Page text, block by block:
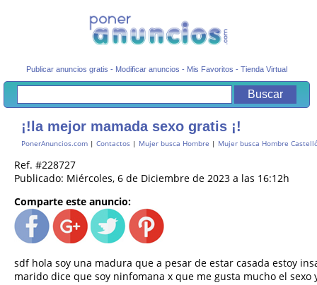
Publicar anuncios gratis - Modificar anuncios - Mis Favoritos -Tienda Virtual
¡!la mejor mamada sexo gratis ¡!
PonerAnuncios.com | Contactos | Mujer busca Hombre | Mujer busca Hombre
Ref. #228727
Publicado: Miércoles, 6 de Diciembre de 2023 a las 16:12h
Comparte este anuncio:
sdf hola soy una madura que a pesar de estar casada estoy
marido dice que soy ninfomana x que me gusta mucho el